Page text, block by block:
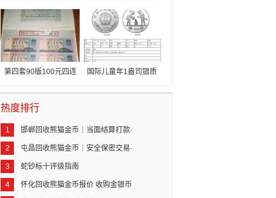
火车价格 50元蓝火车
回收价格
少钱 第三套人民币2角
价格
第四套90版100元四连
交价格
国际儿童年1盎司银质
价格
热度排行
1 邯郸回收熊猫金币｜当面结算打款·
估价不收费用·安全保密交易
2 屯昌回收熊猫金币｜安全保密交易·
免费上门估价·行业高价回收
3 蛇钞标十评级指南
4 怀化回收熊猫金币报价 收购金银币